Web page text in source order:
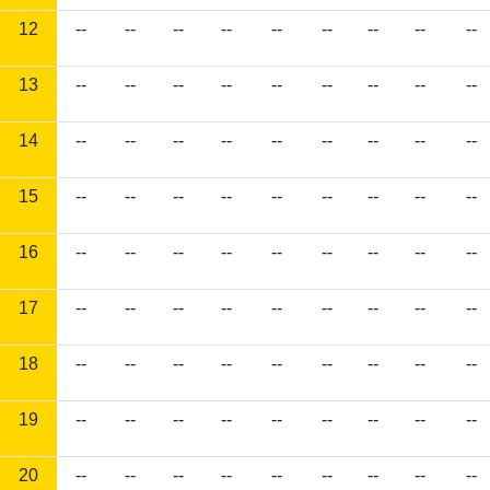
12 -- -- -- -- -- -- -- -- --
13 -- -- -- -- -- -- -- -- --
14 -- -- -- -- -- -- -- -- --
15 -- -- -- -- -- -- -- -- --
16 -- -- -- -- -- -- -- -- --
17 -- -- -- -- -- -- -- -- --
18 -- -- -- -- -- -- -- -- --
19 -- -- -- -- -- -- -- -- --
20 -- -- -- -- -- -- -- -- --